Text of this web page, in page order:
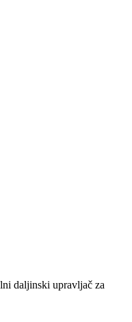
daljinski upravljač za